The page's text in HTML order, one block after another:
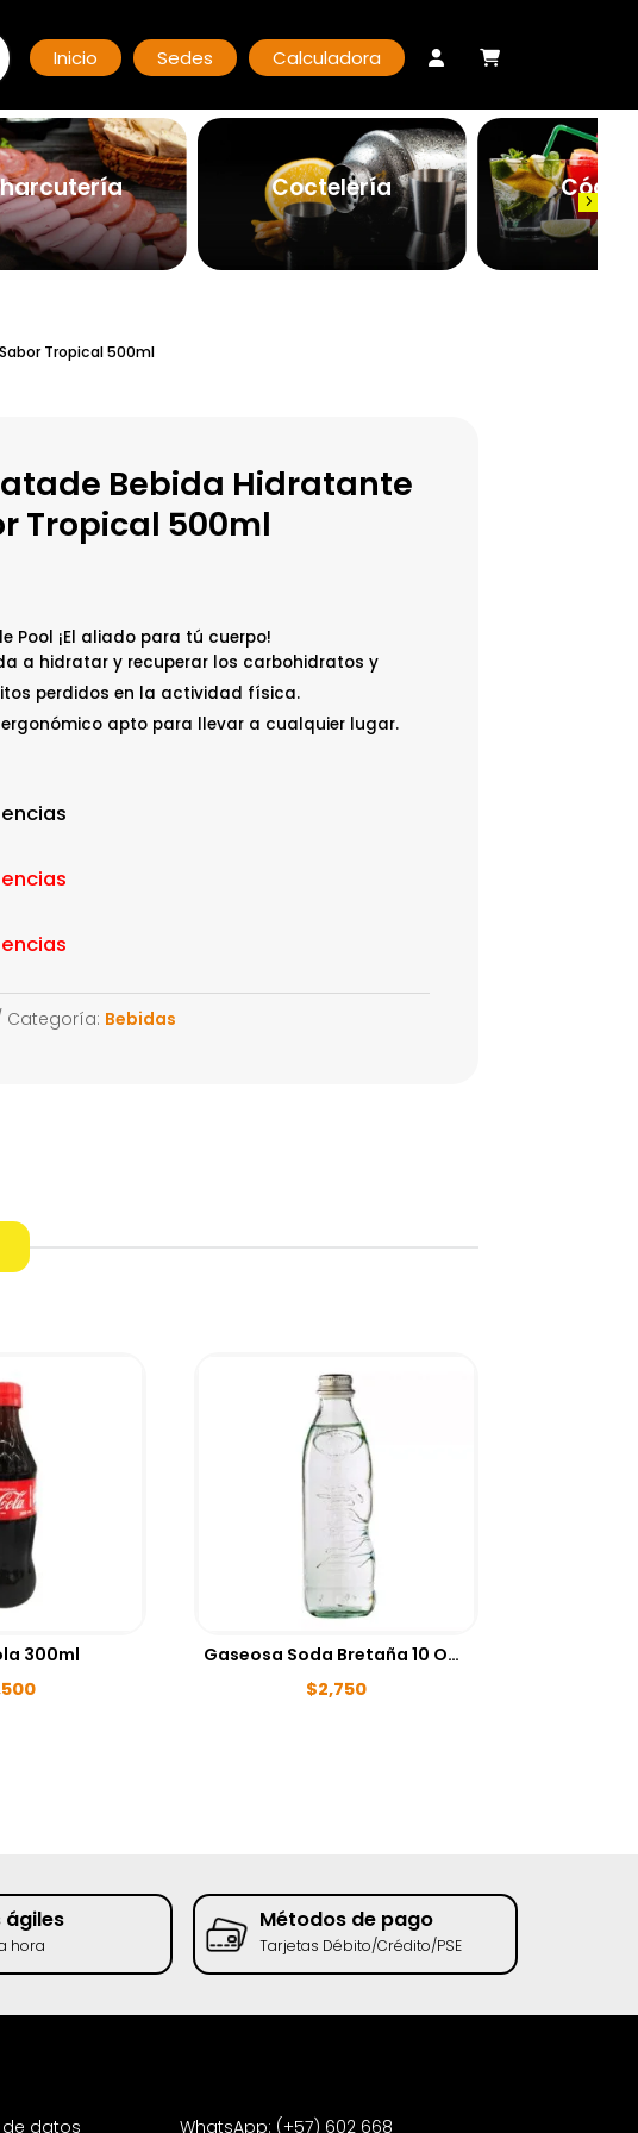
Inicio Sedes Calculadora
Coctelería
Tropical 500ml
Bebida Hidratante
Tropical 500ml
Pool ¡El aliado para tú cuerpo!
a hidratar y recuperar los carbohidratos y
perdidos en la actividad física.
ergonómico apto para llevar a cualquier lugar.
Categoría: Bebidas
300ml Gaseosa Soda Bretaña 10 ONZ
$2,750
ágiles
hora
Métodos de pago
Tarjetas Débito/Crédito/PSE
datos WhatsApp: (+57) 602 668